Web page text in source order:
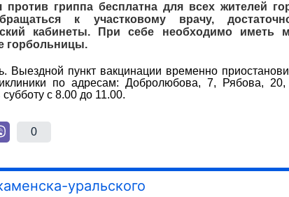
гриппа бесплатна для всех жителей
к участковому врачу,
кабинеты. При себе необходимо иметь
горбольницы.
Выездной пункт вакцинации временно
по адресам: Добролюбова, 7, Рябова,
с 8.00 до 11.00.
0
уральского